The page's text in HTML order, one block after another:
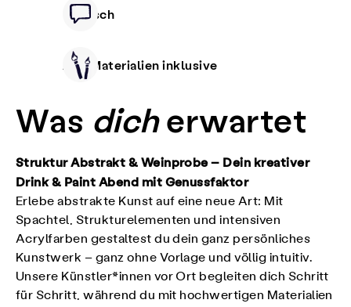
Deutsch
Alle Materialien inklusive
Was dicherwartet
Struktur Abstrakt & Weinprobe – Dein kreativer
Drink & Paint Abend mit Genussfaktor
Erlebe abstrakte Kunst auf eine neue Art: Mit
Spachtel, Strukturelementen und intensiven
Acrylfarben gestaltest du dein ganz persönliches
Kunstwerk – ganz ohne Vorlage und völlig intuitiv.
Unsere Künstler*innen vor Ort begleiten dich Schritt
für Schritt, während du mit hochwertigen Materialien